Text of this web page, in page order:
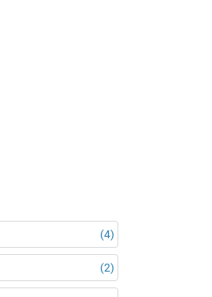
(4)
(2)